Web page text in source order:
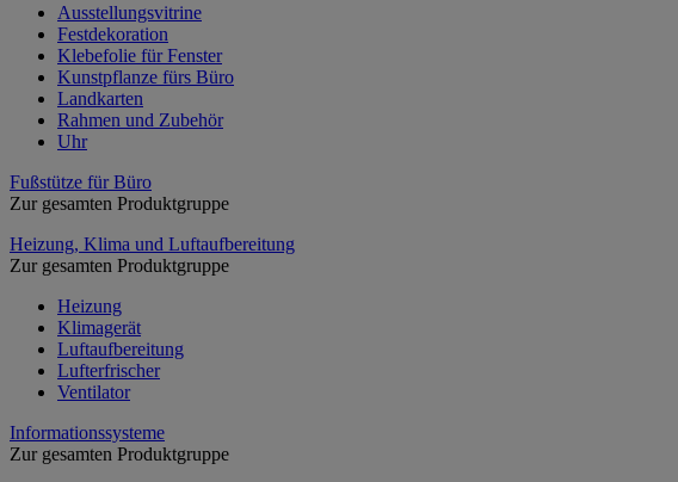
Ausstellungsvitrine
Festdekoration
Klebefolie für Fenster
Kunstpflanze fürs Büro
Landkarten
Rahmen und Zubehör
Uhr
Fußstütze für Büro
Zur gesamten Produktgruppe
Heizung, Klima und Luftaufbereitung
Zur gesamten Produktgruppe
Heizung
Klimagerät
Luftaufbereitung
Lufterfrischer
Ventilator
Informationssysteme
Zur gesamten Produktgruppe